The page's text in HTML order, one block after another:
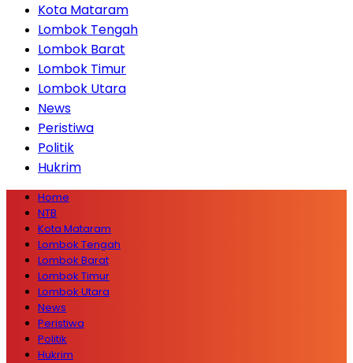
Kota Mataram
Lombok Tengah
Lombok Barat
Lombok Timur
Lombok Utara
News
Peristiwa
Politik
Hukrim
Home
NTB
Kota Mataram
Lombok Tengah
Lombok Barat
Lombok Timur
Lombok Utara
News
Peristiwa
Politik
Hukrim